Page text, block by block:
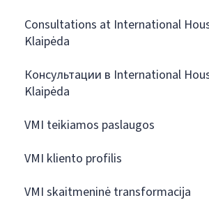
Consultations at International
Klaipėda
Консультации в International
Klaipėda
VMI teikiamos paslaugos
VMI kliento profilis
VMI skaitmeninė transformacija